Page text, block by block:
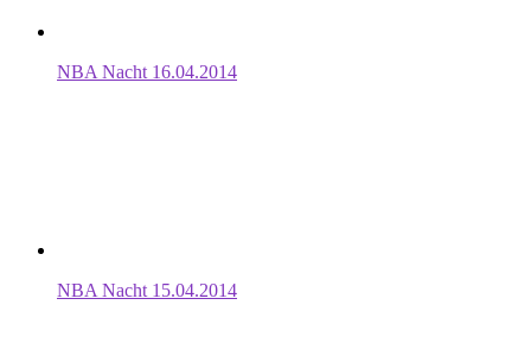
NBA Nacht 16.04.2014
NBA Nacht 15.04.2014